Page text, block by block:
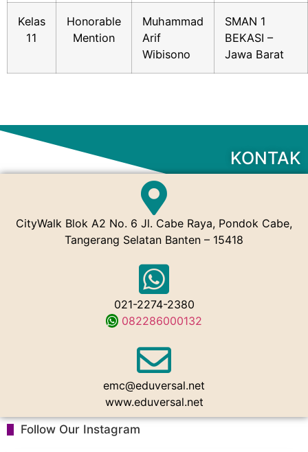
Kelas
11
Honorable
Mention
Muhammad
Arif
Wibisono
SMAN 1
BEKASI –
Jawa Barat
KONTAK
CityWalk Blok A2 No. 6 Jl. Cabe Raya, Pondok Cabe,
Tangerang Selatan Banten – 15418
021-2274-2380
082286000132
emc@eduversal.net
www.eduversal.net
Follow Our Instagram